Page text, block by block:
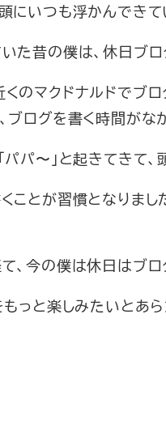
にいつも浮かんできて
た昔の僕は、休日ブロ
のマクドナルドでブロ
ブログを書く時間がな
パ〜」と起きてきて
とが習慣となりまし
、今の僕は休日はブロ
っと楽しみたいとあ